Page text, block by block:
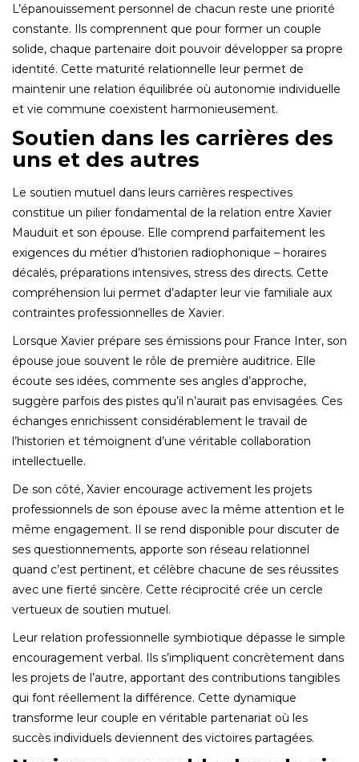
L’épanouissement personnel de chacun reste une priorité
constante. Ils comprennent que pour former un couple
solide, chaque partenaire doit pouvoir développer sa propre
identité. Cette maturité relationnelle leur permet de
maintenir une relation équilibrée où autonomie individuelle
et vie commune coexistent harmonieusement.
Soutien dans les carrières des
uns et des autres
Le soutien mutuel dans leurs carrières respectives
constitue un pilier fondamental de la relation entre Xavier
Mauduit et son épouse. Elle comprend parfaitement les
exigences du métier d’historien radiophonique – horaires
décalés, préparations intensives, stress des directs. Cette
compréhension lui permet d’adapter leur vie familiale aux
contraintes professionnelles de Xavier.
Lorsque Xavier prépare ses émissions pour France Inter, son
épouse joue souvent le rôle de première auditrice. Elle
écoute ses idées, commente ses angles d’approche,
suggère parfois des pistes qu’il n’aurait pas envisagées. Ces
échanges enrichissent considérablement le travail de
l’historien et témoignent d’une véritable collaboration
intellectuelle.
De son côté, Xavier encourage activement les projets
professionnels de son épouse avec la même attention et le
même engagement. Il se rend disponible pour discuter de
ses questionnements, apporte son réseau relationnel
quand c’est pertinent, et célèbre chacune de ses réussites
avec une fierté sincère. Cette réciprocité crée un cercle
vertueux de soutien mutuel.
Leur relation professionnelle symbiotique dépasse le simple
encouragement verbal. Ils s’impliquent concrètement dans
les projets de l’autre, apportant des contributions tangibles
qui font réellement la différence. Cette dynamique
transforme leur couple en véritable partenariat où les
succès individuels deviennent des victoires partagées.